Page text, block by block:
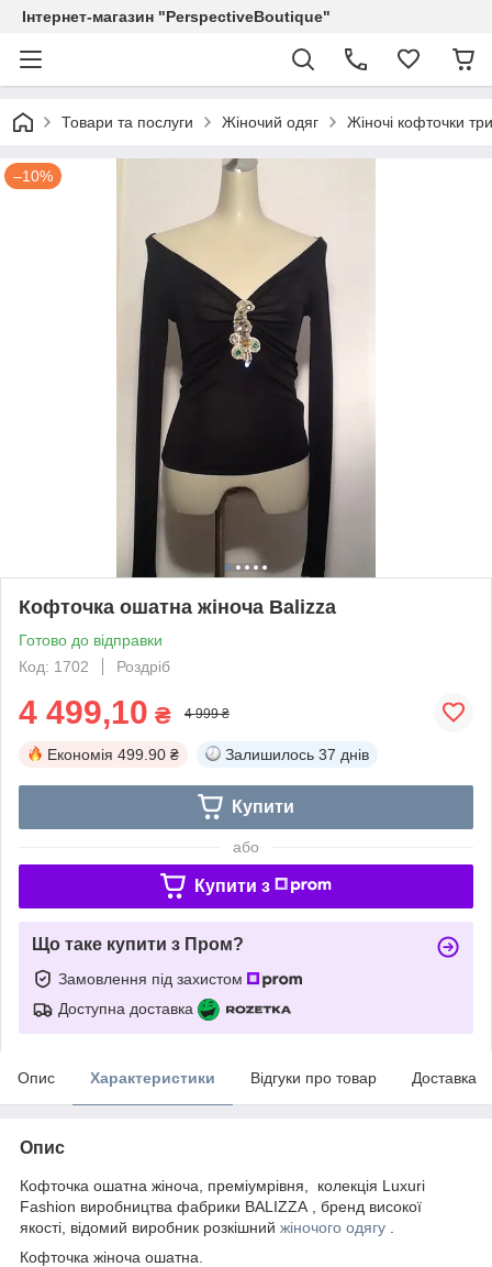
Інтернет-магазин "PerspectiveBoutique"
Товари та послуги Жіночий одяг Жіночі кофточки
–10%
Кофточка ошатна жіноча Balizza
Готово до відправки
Код: 1702
Роздріб
4 499,10 ₴ 4 999 ₴
Економія 499.90 ₴ Залишилось 37 днів
Купити
або
Купити з
Що таке купити з Пром?
Замовлення під захистом
Доступна доставка
Опис Характеристики Відгуки про товар Доставка
Опис
Кофточка ошатна жіноча, преміумрівня, колекція Luxuri
Fashion виробництва фабрики BALIZZA , бренд високої
якості, відомий виробник розкішний жіночого одягу
Кофточка жіноча ошатна.